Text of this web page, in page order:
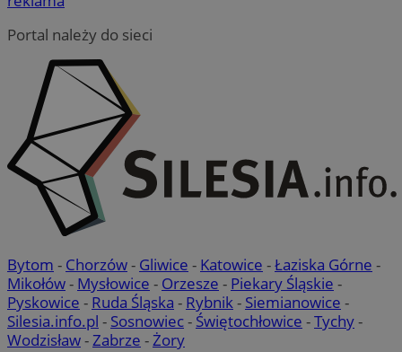
Portal należy do sieci
Bytom - Chorzów- Gliwice - Katowice -Łaziska Górne -
Mikołów- Mysłowice - Orzesze - Piekary Śląskie -
Pyskowice - Ruda Śląska - Rybnik- Siemianowice -
Silesia.info.pl - Sosnowiec- Świętochłowice -Tychy-
Wodzisław-Zabrze -Żory